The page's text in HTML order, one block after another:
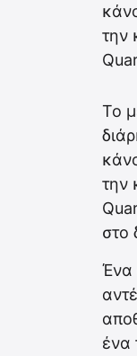
την
Το
την
στο
Ένα
ένα